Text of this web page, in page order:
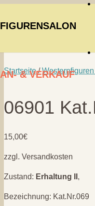
FIGURENSALON
AN- & VERKAUF
Startseite/
06901
15,00€
zzgl. Versandkosten
Zustand: Erhaltung II ,
Bezeichnung: Kat.Nr.069